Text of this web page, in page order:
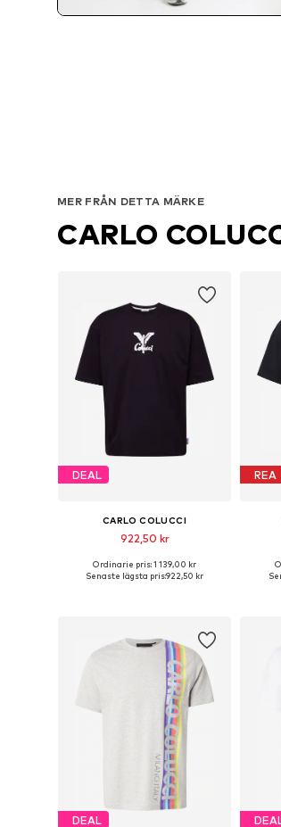
MER FRÅN DETTA MÄRKE
CARLO
DEAL
CARLO COLUCCI
922,50 kr
Ordinarie pris: 1 139,00 kr
Senaste lägsta pris:922,50 kr
REA
DEAL